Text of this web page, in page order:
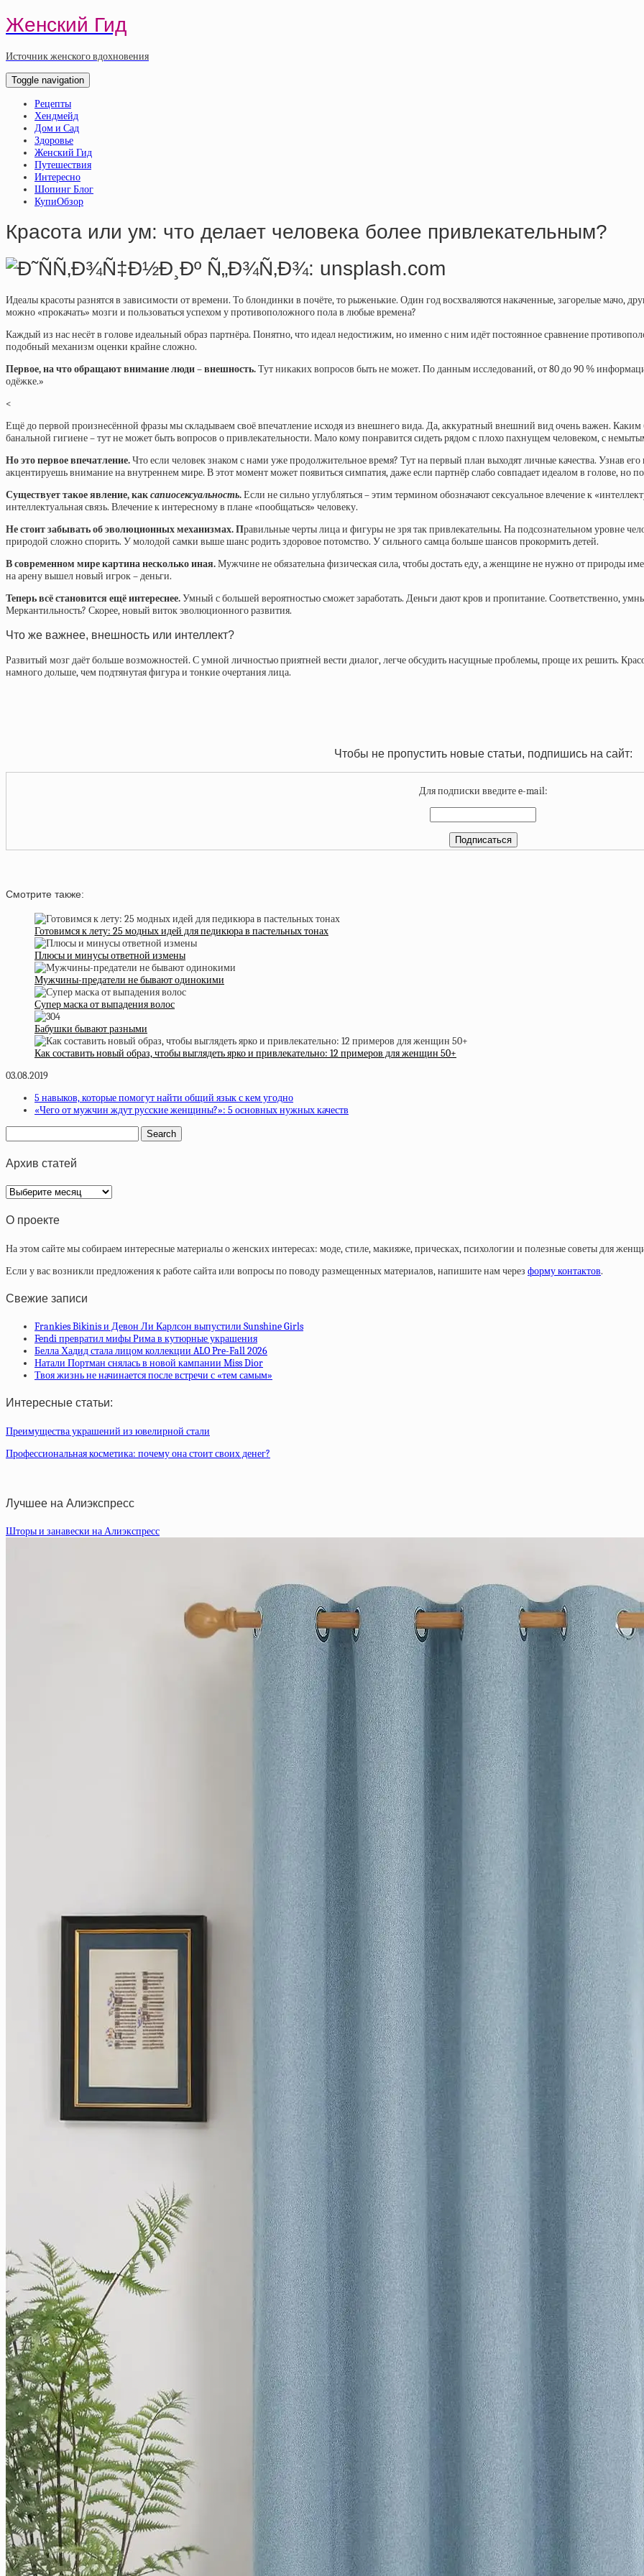
Женский Гид
Источник женского вдохновения
Toggle navigation
Рецепты
Хендмейд
Дом и Сад
Здоровье
Женский Гид
Путешествия
Интересно
Шопинг Блог
КупиОбзор
Красота или ум: что делает человека более привлекательным?
Идеалы красоты разнятся в зависимости от времени. То блондинки в почёте, то рыженькие. Один год восхваляются накаченные, загорелые мачо,
можно «прокачать» мозги и пользоваться успехом у противоположного пола в любые времена?
Каждый из нас несёт в голове идеальный образ партнёра. Понятно, что идеал недостижим, но именно с ним идёт постоянное сравнение
подобный механизм оценки крайне сложно.
Первое, на что обращают внимание люди – внешность.Тут никаких вопросов быть не может. По данным исследований, от 80 до 90 %
одёжке.»
<
Ещё до первой произнесённой фразы мы складываем своё впечатление исходя из внешнего вида. Да, аккуратный внешний вид очень важен.
банальной гигиене – тут не может быть вопросов о привлекательности. Мало кому понравится сидеть рядом с плохо пахнущем человеком, с
Но это первое впечатление.Что если человек знаком с нами уже продолжительное время? Тут на первый план выходят личные качества. Узнав
акцентируешь внимание на внутреннем мире. В этот момент может появиться симпатия, даже если партнёр слабо совпадает идеалом в голове, но
Существует такое явление, каксапиосексуальность.Если не сильно углубляться – этим термином обозначают сексуальное влечение к
интеллектуальная связь. Влечение к интересному в плане «пообщаться» человеку.
Не стоит забывать об эволюционных механизмах. Правильные черты лица и фигуры не зря так привлекательны. На подсознательном уровне
природой сложно спорить. У молодой самки выше шанс родить здоровое потомство. У сильного самца больше шансов прокормить детей.
В современном мире картина несколько иная.Мужчине не обязательна физическая сила, чтобы достать еду, а женщине не нужно от природы
на арену вышел новый игрок – деньги.
Теперь всё становится ещё интереснее.Умный с большей вероятностью сможет заработать. Деньги дают кров и пропитание. Соответственно,
Меркантильность? Скорее, новый виток эволюционного развития.
Что же важнее, внешность или интеллект?
Развитый мозг даёт больше возможностей. С умной личностью приятней вести диалог, легче обсудить насущные проблемы, проще их решить.
намного дольше, чем подтянутая фигура и тонкие очертания лица.
Чтобы не пропустить новые статьи, подпишись на сайт:
Для подписки введите e-mail:
Смотрите также:
Готовимся к лету: 25 модных идей для педикюра в пастельных тонах
Плюсы и минусы ответной измены
Мужчины-предатели не бывают одинокими
Супер маска от выпадения волос
Бабушки бывают разными
Как составить новый образ, чтобы выглядеть ярко и привлекательно: 12 примеров для женщин 50+
03.08.2019
5 навыков, которые помогут найти общий язык с кем угодно
«Чего от мужчин ждут русские женщины?»: 5 основных нужных качеств
Архив статей
Архив
статей
О проекте
На этом сайте мы собираем интересные материалы о женских интересах: моде, стиле, макияже, прическах, психологии и полезные советы для
Если у вас возникли предложения к работе сайта или вопросы по поводу размещенных материалов, напишите нам через форму контактов.
Свежие записи
Frankies Bikinis и Девон Ли Карлсон выпустили Sunshine Girls
Fendi превратил мифы Рима в кутюрные украшения
Белла Хадид стала лицом коллекции ALO Pre-Fall 2026
Натали Портман снялась в новой кампании Miss Dior
Твоя жизнь не начинается после встречи с «тем самым»
Интересные статьи:
Преимущества украшений из ювелирной стали
Профессиональная косметика: почему она стоит своих денег?
Лучшее на Алиэкспресс
Шторы и занавески на Алиэкспресс